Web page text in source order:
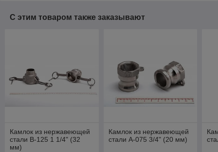
С этим товаром также заказывают
Камлок из нержавеющей
стали В-125 1 1/4" (32
мм)
Камлок из нержавеющей
стали А-075 3/4" (20 мм)